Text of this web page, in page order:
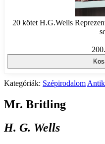
20 kötet H.G.Wells
Kategóriák: Szépirodalom
Mr. Britling
H. G. Wells